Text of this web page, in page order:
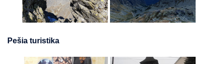
Pešia turistika